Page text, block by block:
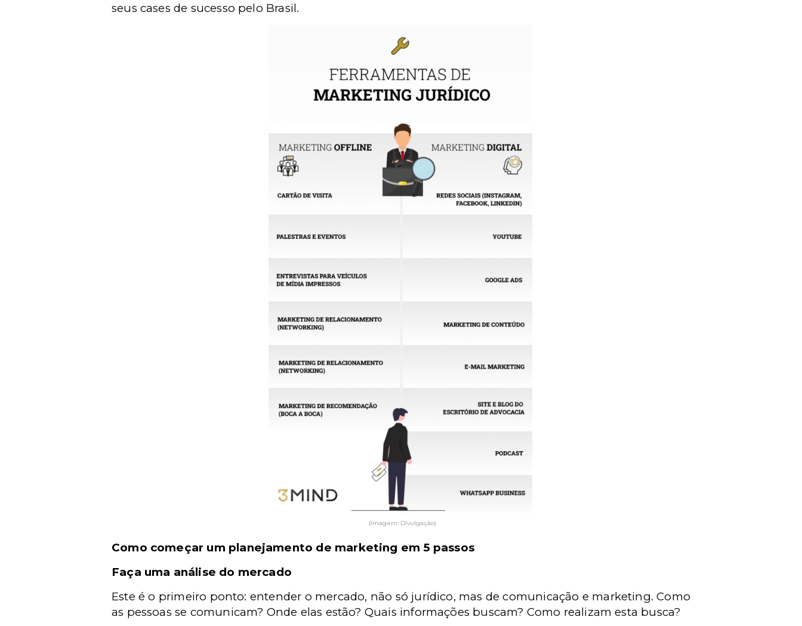
seus cases de sucesso pelo Brasil.
(Imagem: Divulgação)
Como começar um planejamento de marketing em 5 passos
Faça uma análise do mercado
Este é o primeiro ponto: entender o mercado, não só jurídico, mas de comunicação e marketing. Como
as pessoas se comunicam? Onde elas estão? Quais informações buscam? Como realizam esta busca?